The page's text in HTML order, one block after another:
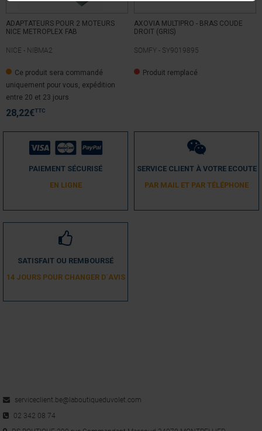
ADAPTATEURS POUR 2 MOTEURS
NICE METROPLEX FAB
NICE - NIBMA2
Ce produit sera commandé
uniquement pour vous, expédition
entre 20 et 23 jours
28,22€TTC
AXOVIA MULTIPRO - BRAS COUDE
DROIT (GRIS)
SOMFY - SY9019895
Produit remplacé
PAIEMENT SÉCURISÉ
EN LIGNE
SERVICE CLIENT À VOTRE ECOUTE
PAR MAIL ET PAR TÉLÉPHONE
SATISFAIT OU REMBOURSÉ
14 JOURS POUR CHANGER D´AVIS
serviceclient.be@laboutiqueduvolet.com
02 342 08 74